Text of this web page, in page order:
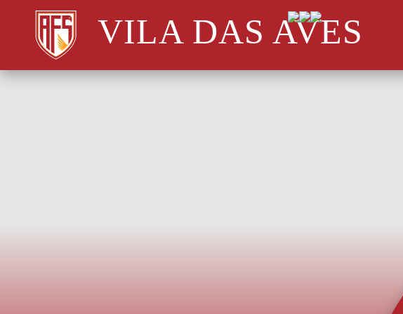
VILA DAS AVES